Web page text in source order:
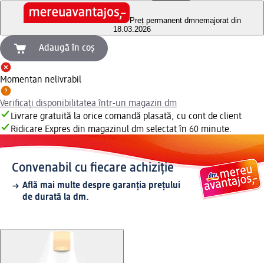
Preț permanent dmnemajorat din
18.03.2026
Adaugă în coș
Momentan nelivrabil
Verificați disponibilitatea într-un magazin dm
Livrare gratuită la orice comandă plasată, cu cont de client
Ridicare Expres din magazinul dm selectat în 60 minute.
Convenabil cu fiecare achiziție
Află mai multe despre garanția prețului
de durată la dm.